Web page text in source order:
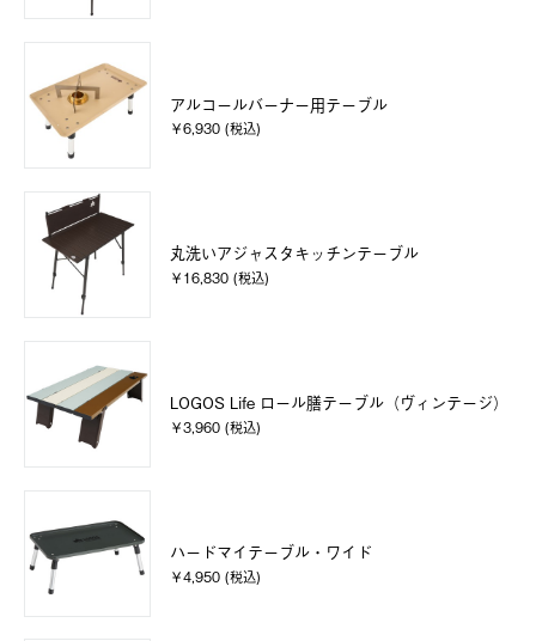
アルコールバーナー用テーブル
￥6,930 (税込)
丸洗いアジャスタキッチンテーブル
￥16,830 (税込)
LOGOS Life ロール膳テーブル（ヴィンテージ）
￥3,960 (税込)
ハードマイテーブル・ワイド
￥4,950 (税込)